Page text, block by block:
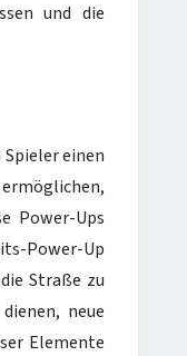
und die
einen
Power-Ups
Power-Up
Straße zu
neue
Elemente